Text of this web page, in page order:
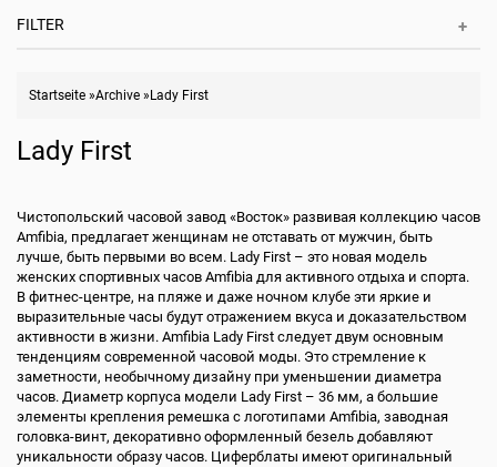
FILTER
Startseite »Archive » Lady First
Lady First
Чистопольский часовой завод «Восток» развивая коллекцию часов
Amfibia, предлагает женщинам не отставать от мужчин, быть
лучше, быть первыми во всем. Lady First – это новая модель
женских спортивных часов Amfibia для активного отдыха и спорта.
В фитнес-центре, на пляже и даже ночном клубе эти яркие и
выразительные часы будут отражением вкуса и доказательством
активности в жизни. Amfibia Lady First следует двум основным
тенденциям современной часовой моды. Это стремление к
заметности, необычному дизайну при уменьшении диаметра
часов. Диаметр корпуса модели Lady First – 36 мм, а большие
элементы крепления ремешка с логотипами Amfibia, заводная
головка-винт, декоративно оформленный безель добавляют
уникальности образу часов. Циферблаты имеют оригинальный